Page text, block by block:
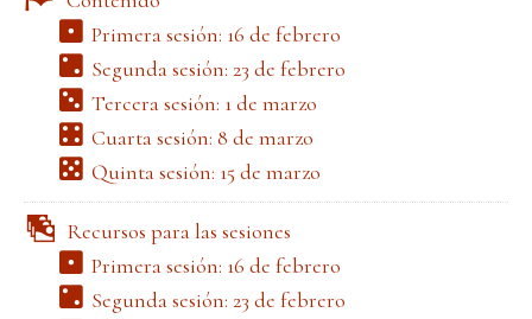
Primera sesión: 16 de febrero
Segunda sesión: 23 de febrero
Tercera sesión: 1 de marzo
Cuarta sesión: 8 de marzo
Quinta sesión: 15 de marzo
Recursos para las sesiones
Primera sesión: 16 de febrero
Segunda sesión: 23 de febrero